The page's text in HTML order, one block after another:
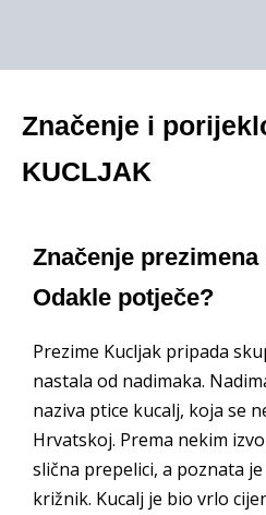
Značenje i
KUCLJAK
Značenje
Odakle potječe?
Prezime Kucljak pripada
nastala od nadimaka.
naziva ptice kucalj, koja se
Hrvatskoj. Prema nekim
slična prepelici, a poznata
križnik. Kucalj je bio vrlo